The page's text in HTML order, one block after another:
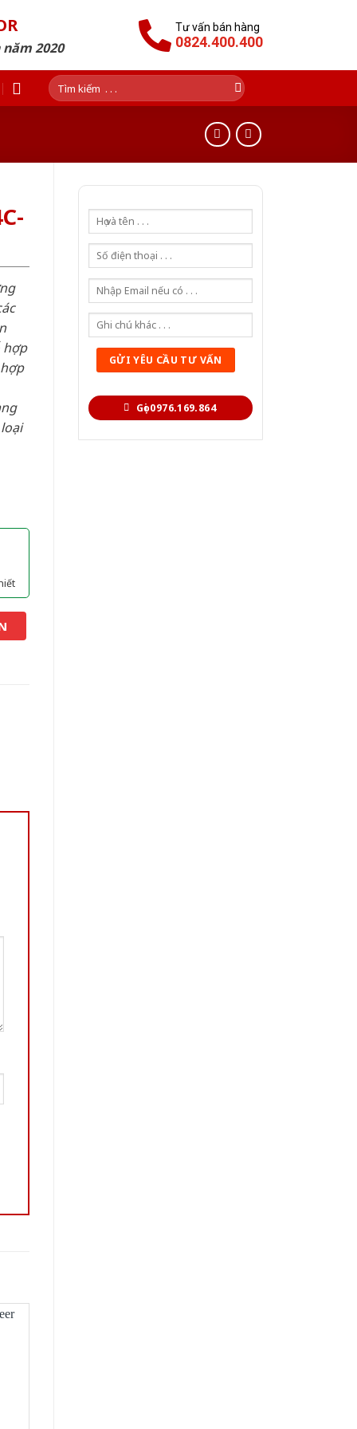
2020
Tư vấn bán hàng
0824.400.400
Tìm
kiếm:
Gọi 0976.169.864
hợp